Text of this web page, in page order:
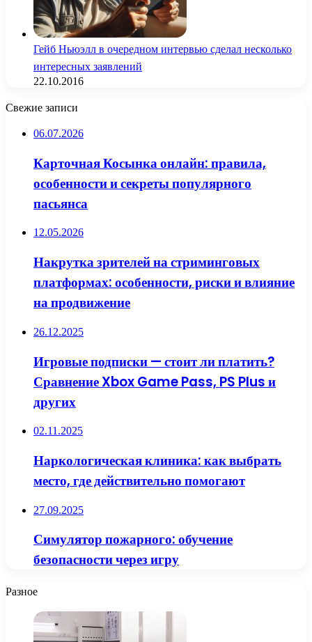
Гейб Ньюэлл в очередном интервью сделал несколько
интересных заявлений
22.10.2016
Свежие записи
06.07.2026
Карточная Косынка онлайн: правила,
особенности и секреты популярного
пасьянса
12.05.2026
Накрутка зрителей на стриминговых
платформах: особенности, риски и влияние
на продвижение
26.12.2025
Игровые подписки — стоит ли платить?
Сравнение Xbox Game Pass, PS Plus и
других
02.11.2025
Наркологическая клиника: как выбрать
место, где действительно помогают
27.09.2025
Симулятор пожарного: обучение
безопасности через игру
Разное